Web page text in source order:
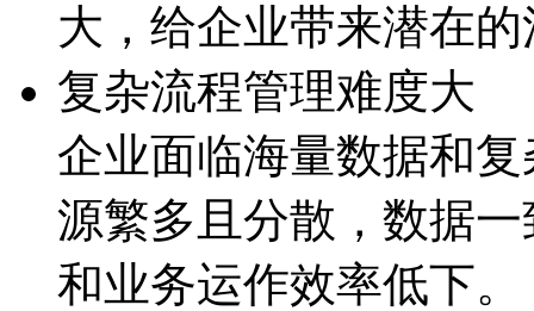
大，给企业带来潜在
复杂流程管理难度大
企业面临海量数据和复
源繁多且分散，数据
和业务运作效率低下。